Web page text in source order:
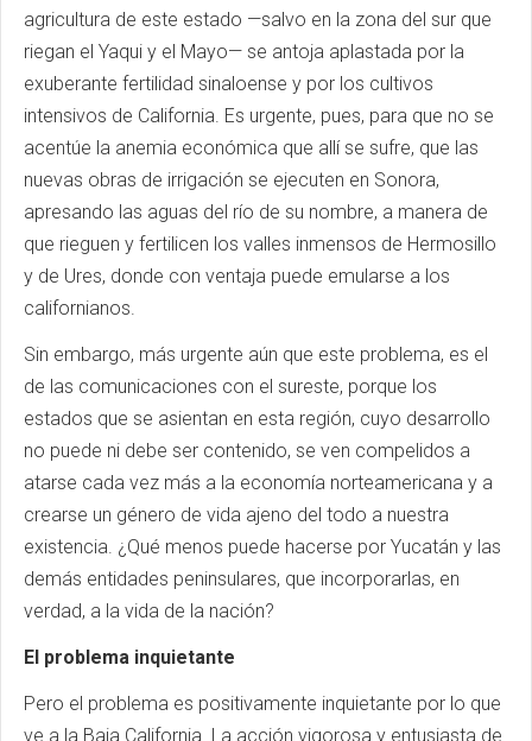
agricultura de este estado —salvo en la zona del sur que
riegan el Yaqui y el Mayo— se antoja aplastada por la
exuberante fertilidad sinaloense y por los cultivos
intensivos de California. Es urgente, pues, para que no se
acentúe la anemia económica que allí se sufre, que las
nuevas obras de irrigación se ejecuten en Sonora,
apresando las aguas del río de su nombre, a manera de
que rieguen y fertilicen los valles inmensos de Hermosillo
y de Ures, donde con ventaja puede emularse a los
californianos.
Sin embargo, más urgente aún que este problema, es el
de las comunicaciones con el sureste, porque los
estados que se asientan en esta región, cuyo desarrollo
no puede ni debe ser contenido, se ven compelidos a
atarse cada vez más a la economía norteamericana y a
crearse un género de vida ajeno del todo a nuestra
existencia. ¿Qué menos puede hacerse por Yucatán y las
demás entidades peninsulares, que incorporarlas, en
verdad, a la vida de la nación?
El problema inquietante
Pero el problema es positivamente inquietante por lo que
ve a la Baja California. La acción vigorosa y entusiasta de